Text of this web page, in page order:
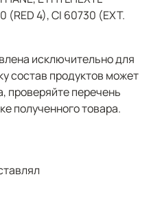
(RED 4), CI 60730 (EXT.
исключительно для
состав продуктов может
проверяйте перечень
полученного товара.